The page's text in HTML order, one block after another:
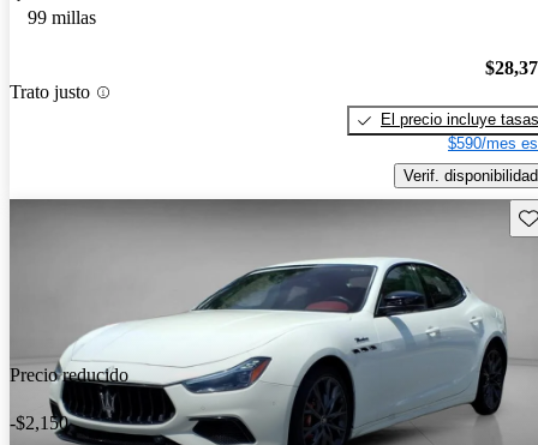
99 millas
Trato justo
El precio incluye tasas
$590/mes
Verif. disponibilidad
Precio reducido
-$2,150